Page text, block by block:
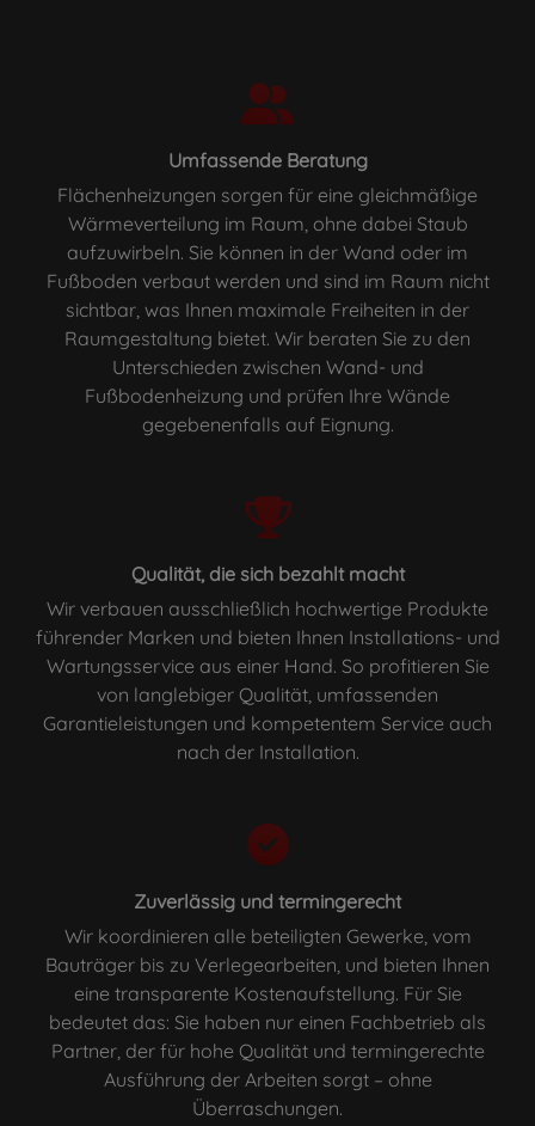
Umfassende Beratung
Flächenheizungen sorgen für eine gleichmäßige
Wärmeverteilung im Raum, ohne dabei Staub
aufzuwirbeln. Sie können in der Wand oder im
Fußboden verbaut werden und sind im Raum nicht
sichtbar, was Ihnen maximale Freiheiten in der
Raumgestaltung bietet. Wir beraten Sie zu den
Unterschieden zwischen Wand- und
Fußbodenheizung und prüfen Ihre Wände
gegebenenfalls auf Eignung.
Qualität, die sich bezahlt macht
Wir verbauen ausschließlich hochwertige Produkte
führender Marken und bieten Ihnen Installations- und
Wartungsservice aus einer Hand. So profitieren Sie
von langlebiger Qualität, umfassenden
Garantieleistungen und kompetentem Service auch
nach der Installation.
Zuverlässig und termingerecht
Wir koordinieren alle beteiligten Gewerke, vom
Bauträger bis zu Verlegearbeiten, und bieten Ihnen
eine transparente Kostenaufstellung. Für Sie
bedeutet das: Sie haben nur einen Fachbetrieb als
Partner, der für hohe Qualität und termingerechte
Ausführung der Arbeiten sorgt – ohne
Überraschungen.